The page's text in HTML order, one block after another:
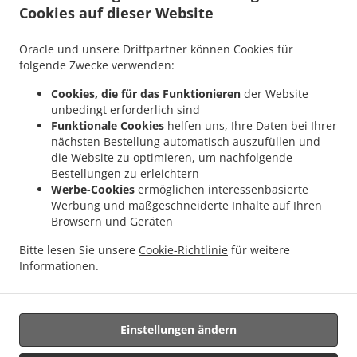
Cookies auf dieser Website
Oracle und unsere Drittpartner können Cookies für
folgende Zwecke verwenden:
Cookies, die für das Funktionieren der Website
unbedingt erforderlich sind
Funktionale Cookies helfen uns, Ihre Daten bei Ihrer
nächsten Bestellung automatisch auszufüllen und
die Website zu optimieren, um nachfolgende
Bestellungen zu erleichtern
Werbe-Cookies ermöglichen interessenbasierte
Werbung und maßgeschneiderte Inhalte auf Ihren
Browsern und Geräten
Bitte lesen Sie unsere Cookie-Richtlinie für weitere
Informationen.
Einstellungen ändern
Indisches Essen Lieferservice Mondercange . Indisches Essen Lieferservice Bergem
Indisches Essen Lieferservice Pontpierre . Indisches Essen Lieferservice Junglinster
Indisches Essen Lieferservice Weiler zum Tuer . Indisches Essen Lieferservice Weiler-
la-Tour Hassel
. Indisches Essen Lieferservice Weiler-la-Tour
Lieferservice Monnerich Steinbrücken
. Indisches Essen Lieferservice Monnerich
Indisches Essen Lieferservice Ehlange-sur-Mess
. Indisches Essen Lieferservice Kielen
Indisches Essen Lieferservice Findel Hamm . Indisches Essen Lieferservice Findel
Indisches Essen Lieferservice Reckingen/Mess Wickringen
.
Indisches Essen
Lieferservice Reckingen/Mess Ehlange-sur-Mess
.
Lieferservice Sandweiler Hamm . Indisches Essen Lieferservice Sandweiler
Essen Lieferservice. Essen zum mitnehmen und zum Liefern
Unterstützt von: